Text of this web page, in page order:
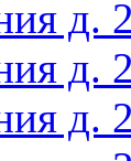
д.
д.
д.